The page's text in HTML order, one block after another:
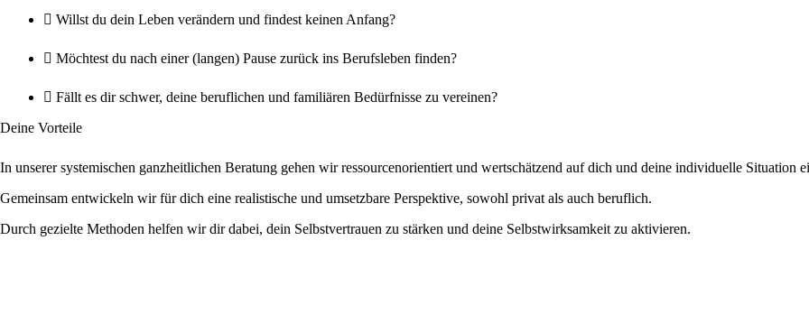
Willst du dein Leben verändern und findest keinen Anfang?
Möchtest du nach einer (langen) Pause zurück ins Berufsleben finden?
Fällt es dir schwer, deine beruflichen und familiären Bedürfnisse zu vereinen?
Deine Vorteile
In unserer systemischen ganzheitlichen Beratung gehen wir ressourcenorientiert und wertschätzend auf dich und deine individuelle Situation
Gemeinsam entwickeln wir für dich eine realistische und umsetzbare Perspektive, sowohl privat als auch beruflich.
Durch gezielte Methoden helfen wir dir dabei, dein Selbstvertrauen zu stärken und deine Selbstwirksamkeit zu aktivieren.